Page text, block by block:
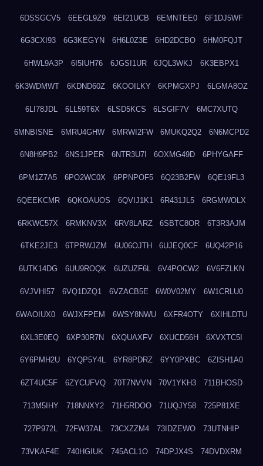
6DSSGCV5 6EEGL9Z9 6EI21UCB 6EMNTEE0 6F1DJ5WF
6G3CXI93 6G3KEGYN 6H6L0Z3E 6HD2DCBO 6HM0FQJT
6HWL9A3P 6I5IUH76 6JGSI1UR 6JQL3WKJ 6K3EBPX1
6K3WDMWT 6KDND60Z 6KOOILKY 6KPMGXPJ 6LGMA8OZ
6LI78JDL 6LL59T6X 6LSD5KCS 6LSGIF7V 6MC7XUTQ
6MNBISNE 6MRU4GHW 6MRWI2FW 6MUKQ2Q2 6N6MCPD2
6N8H9PB2 6NS1JPER 6NTR3U7I 6OXMG49D 6PHYGAFF
6PM1Z7A5 6PO2WC0X 6PPNPOF5 6Q23B2FW 6QE19FL3
6QEEKCMR 6QKOAUOS 6QVIJ1K1 6R431JL5 6RGMWOLX
6RKWC57X 6RMKNV3X 6RV8LARZ 6SBTC8OR 6T3R3AJM
6TKE2JE3 6TPRWJZM 6U06OJTH 6UJEQ0CF 6UQ42P16
6UTK14DG 6UU9ROQK 6UZUZF6L 6V4POCW2 6V6FZLKN
6VJVHI57 6VQ1DZQ1 6VZACB5E 6W0V02MY 6W1CRLU0
6WAOIUX0 6WJXFPEM 6WSY8NWU 6XFR4OTY 6XIHLDTU
6XL3E0EQ 6XP30R7N 6XQUAXFV 6XUCD56H 6XVXTC5I
6Y6PMH2U 6YQP5Y4L 6YR8PDRZ 6YY0PXBC 6ZISH1A0
6ZT4UC5F 6ZYCUFVQ 70T7NVVN 70V1YKH3 711BHOSD
713M5IHY 718NNXY2 71H5RDOO 71UQJY58 725P81XE
727P972L 72FW37AL 73CXZZM4 73IDZEWO 73UTNHIP
73VKAF4E 740HGIUK 745ACL1O 74DPJX4S 74DVDXRM